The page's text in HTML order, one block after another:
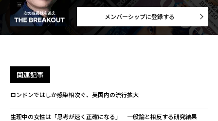
メンバーシップに登録する
関連記事
ロンドンではしか感染相次ぐ、英国内の流行拡大
生理中の女性は「思考が速く正確になる」 一般論と相反する研究結果